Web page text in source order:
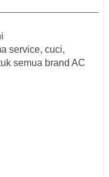
service, cuci,
semua brand AC